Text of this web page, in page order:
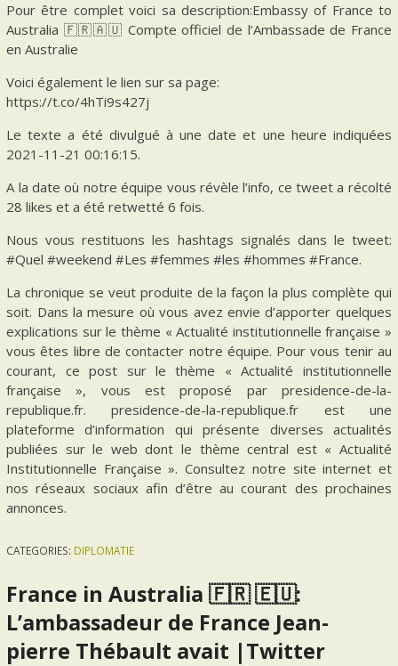
Pour être complet voici sa description:Embassy of France to
Australia 🇫🇷🇦🇺 Compte officiel de l’Ambassade de France
en Australie
Voici également le lien sur sa page:
https://t.co/4hTi9s427j
Le texte a été divulgué à une date et une heure indiquées
2021-11-21 00:16:15.
A la date où notre équipe vous révèle l’info, ce tweet a récolté
28 likes et a été retwetté 6 fois.
Nous vous restituons les hashtags signalés dans le tweet:
#Quel #weekend #Les #femmes #les #hommes #France.
La chronique se veut produite de la façon la plus complète qui
soit. Dans la mesure où vous avez envie d’apporter quelques
explications sur le thème « Actualité institutionnelle française »
vous êtes libre de contacter notre équipe. Pour vous tenir au
courant, ce post sur le thème « Actualité institutionnelle
française », vous est proposé par presidence-de-la-
republique.fr. presidence-de-la-republique.fr est une
plateforme d’information qui présente diverses actualités
publiées sur le web dont le thème central est « Actualité
Institutionnelle Française ». Consultez notre site internet et
nos réseaux sociaux afin d’être au courant des prochaines
annonces.
CATEGORIES: DIPLOMATIE
France in Australia 🇫🇷 🇪🇺:
L’ambassadeur de France Jean-
pierre Thébault avait |Twitter